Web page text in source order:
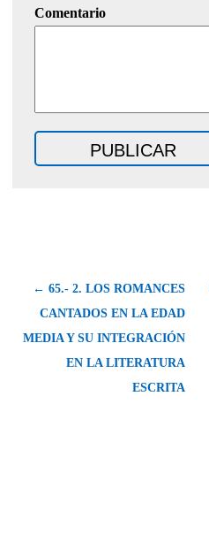
Comentario
← 65.- 2. LOS ROMANCES
CANTADOS EN LA EDAD
MEDIA Y SU INTEGRACIÓN
EN LA LITERATURA
ESCRITA